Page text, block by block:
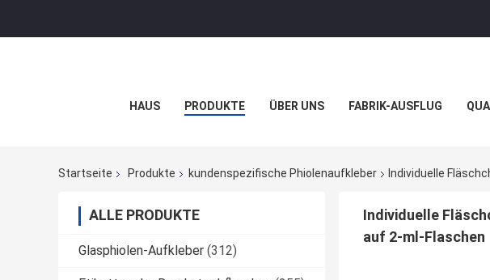
HAUS PRODUKTE ÜBER UNS FABRIK-AUSFLUG
Startseite Produkte kundenspezifische Phiolenaufkleber Individuelle
ALLE PRODUKTE
Glasphiolen-Aufkleber (312)
Individuelle
auf 2-ml-Flaschen